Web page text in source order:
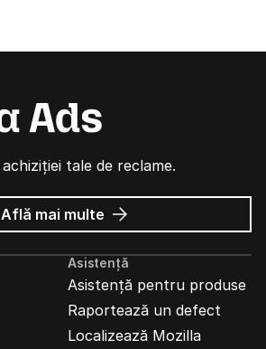
tale de reclame.
Află mai multe despre
Reclame
Mozilla
Asistență
Asistență pentru produse
Raportează un defect
Localizează Mozilla